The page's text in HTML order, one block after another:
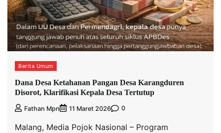
Berita Umum
Dana Desa Ketahanan Pangan Desa Karangduren
Disorot, Klarifikasi Kepala Desa Tertutup
Fathan Mpn 11 Maret 2026 0
Malang, Media Pojok Nasional – Program